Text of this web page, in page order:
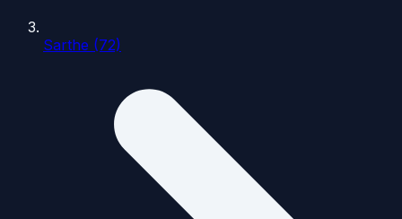
Sarthe (72)